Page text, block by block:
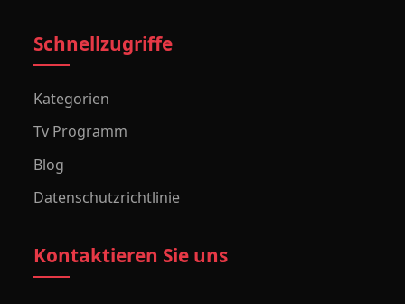
Schnellzugriffe
Kategorien
Tv Programm
Blog
Datenschutzrichtlinie
Kontaktieren Sie uns